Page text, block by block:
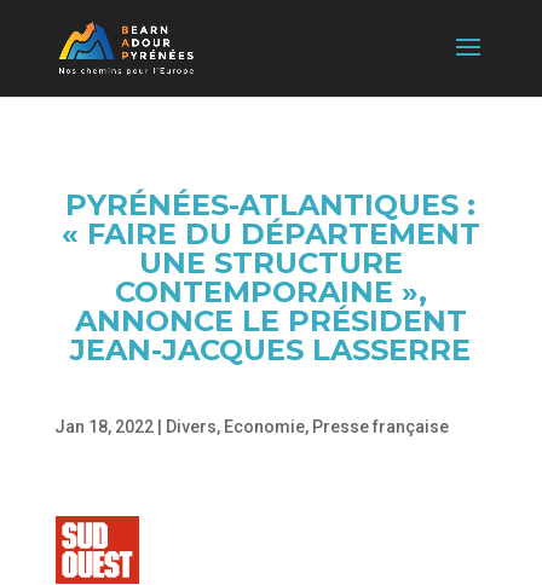
PYRÉNÉES-ATLANTIQUES :
« FAIRE DU DÉPARTEMENT
UNE STRUCTURE
CONTEMPORAINE »,
ANNONCE LE PRÉSIDENT
JEAN-JACQUES LASSERRE
Jan 18, 2022| Divers, Economie, Presse française